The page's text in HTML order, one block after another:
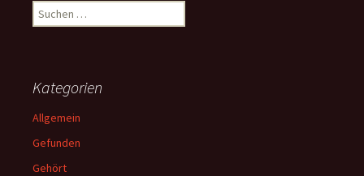
Suchen
nach:
Kategorien
Allgemein
Gefunden
Gehört